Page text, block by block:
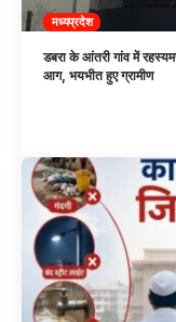
मध्यप्रदेश
डबरा के आंतरी गांव में
आग, भयभीत हुए ग्रामीण